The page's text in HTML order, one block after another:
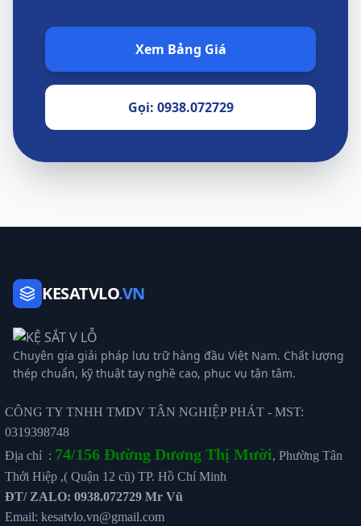
Xem Bảng Giá
Gọi: 0938.072729
KESATVLO.VN
Chuyên gia giải pháp lưu trữ hàng đầu Việt Nam. Chất lượng
thép chuẩn, kỹ thuật tay nghề cao, phục vụ tận tâm.
CÔNG TY TNHH TMDV TÂN NGHIỆP PHÁT - MST:
0319398748
Địa chỉ : 74/156 Đường Dương Thị Mười, Phường Tân
Thới Hiệp ,( Quận 12 cũ) TP. Hồ Chí Minh
ĐT/ ZALO: 0938.072729 Mr Vũ
Email: kesatvlo.vn@gmail.com